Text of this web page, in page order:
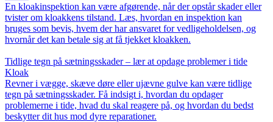
En kloakinspektion kan være afgørende, når der opstår skader eller
tvister om kloakkens tilstand. Læs, hvordan en inspektion kan
bruges som bevis, hvem der har ansvaret for vedligeholdelsen, og
hvornår det kan betale sig at få tjekket kloakken.
Tidlige tegn på sætningsskader – lær at opdage problemer i tide
Kloak
Revner i vægge, skæve døre eller ujævne gulve kan være tidlige
tegn på sætningsskader. Få indsigt i, hvordan du opdager
problemerne i tide, hvad du skal reagere på, og hvordan du bedst
beskytter dit hus mod dyre reparationer.